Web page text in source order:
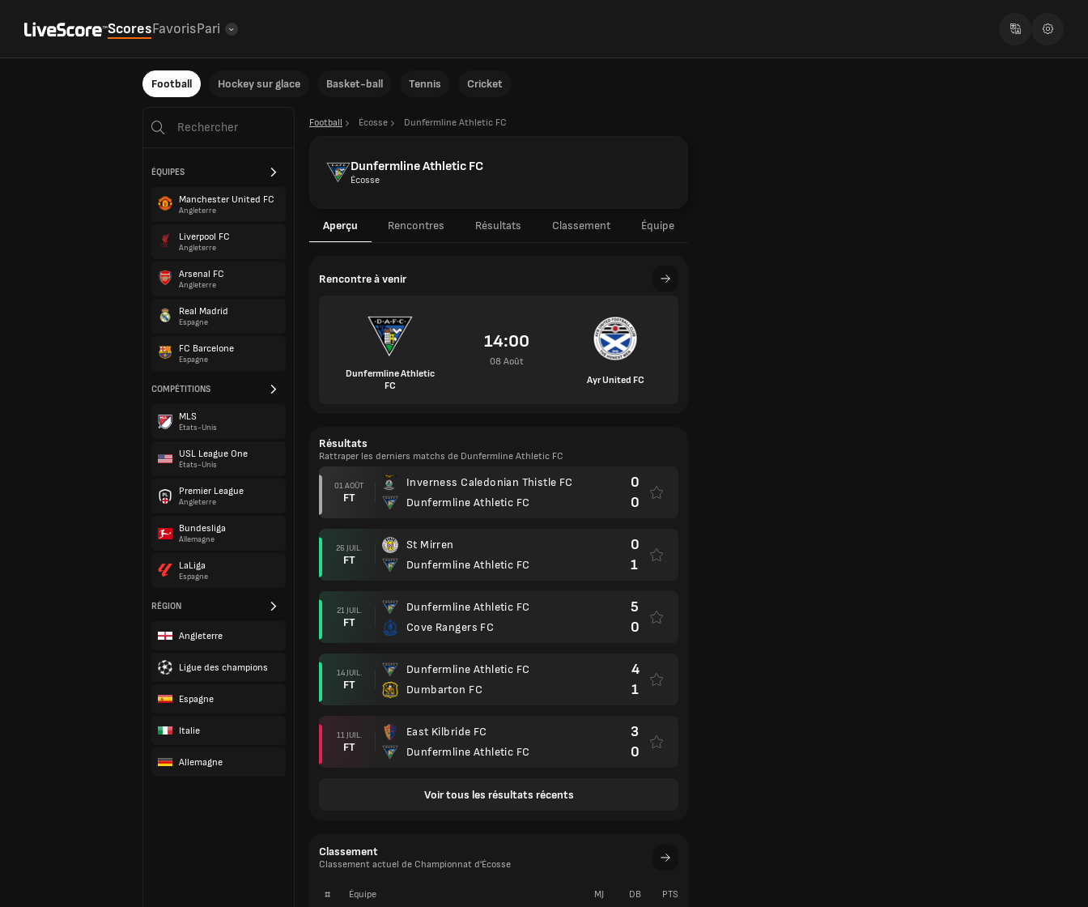
ScoresFavorisPari
Football Hockey sur glace Basket-ball Tennis Cricket
ÉQUIPES
Manchester United FC
Angleterre
Liverpool FC
Angleterre
Arsenal FC
Angleterre
Real Madrid
Espagne
FC Barcelone
Espagne
COMPÉTITIONS
MLS
États-Unis
USL League One
États-Unis
Premier League
Angleterre
Bundesliga
Allemagne
LaLiga
Espagne
RÉGION
Angleterre
Ligue des champions
Espagne
Italie
Allemagne
Football Écosse Dunfermline Athletic FC
Dunfermline Athletic FC
Écosse
Aperçu Rencontres Résultats Classement Équipe
Rencontre à venir
Dunfermline Athletic
FC
14:00
08 Août
Ayr United FC
Résultats
Rattraper les derniers matchs de Dunfermline Athletic FC
01 AOÛT
FT
Inverness Caledonian Thistle FC
Dunfermline Athletic FC
0
0
26 JUIL.
FT
St Mirren
Dunfermline Athletic FC
0
1
21 JUIL.
FT
Dunfermline Athletic FC
Cove Rangers FC
5
0
14 JUIL.
FT
Dunfermline Athletic FC
Dumbarton FC
4
1
11 JUIL.
FT
East Kilbride FC
Dunfermline Athletic FC
3
0
Voir tous les résultats récents
Classement
Classement actuel de Championnat d'Écosse
# Équipe MJ DB PTS